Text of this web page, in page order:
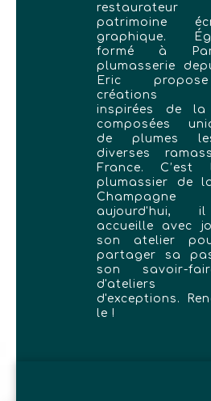
patrimoine
graphique.
formé à
plumasserie
Eric
créations
inspirées de la
composées
de plumes
diverses
France. C’est
plumassier de
aujourd'hui,
accueille avec
son atelier
partager sa
son savoir-
d'ateliers
d'exceptions.
le !